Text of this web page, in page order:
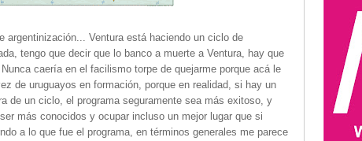
argentinización... Ventura está haciendo un ciclo de
tengo que decir que lo banco a muerte a Ventura, hay que
caería en el facilismo torpe de quejarme porque acá le
de uruguayos en formación, porque en realidad, si hay un
de un ciclo, el programa seguramente sea más exitoso, y
más conocidos y ocupar incluso un mejor lugar que si
a lo que fue el programa, en términos generales me parece